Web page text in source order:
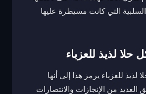
التي كانت مسيطرة عليها
حلا لذيذ للعزباء
للعزباء يرمز هذا إلى أنها
من الإنجازات والانتصارات